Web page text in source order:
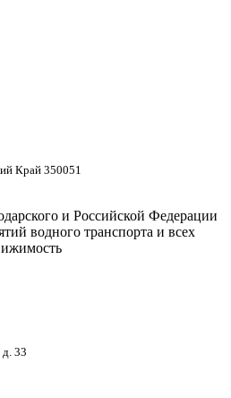
Край 350051
и Российской Федерации
водного транспорта и всех
33